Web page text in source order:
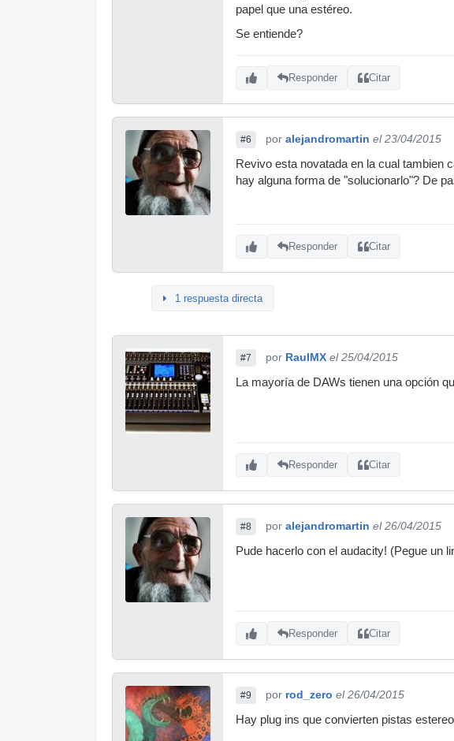
papel que una estéreo.
Se entiende?
Responder Citar
#6 por alejandromartin el 23/04/2015
Revivo esta novatada en la cual tambien
hay alguna forma de "solucionarlo"? De
Responder Citar
1 respuesta directa
#7 por RaulMX el 25/04/2015
La mayoría de DAWs tienen una opción
Responder Citar
#8 por alejandromartin el 26/04/2015
Pude hacerlo con el audacity! (Pegue un
Responder Citar
#9 por rod_zero el 26/04/2015
Hay plug ins que convierten pistas